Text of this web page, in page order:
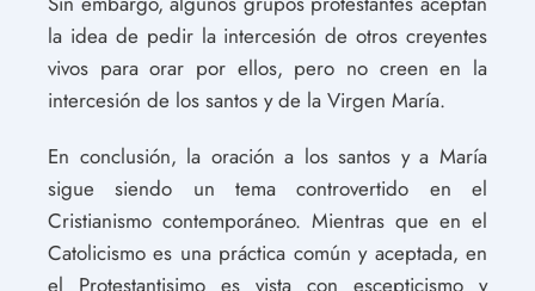
la idea de pedir la intercesión de otros creyentes
vivos para orar por ellos, pero no creen en la
intercesión de los santos y de la Virgen María.
En conclusión, la oración a los santos y a María
sigue siendo un tema controvertido en el
Cristianismo contemporáneo. Mientras que en el
Catolicismo es una práctica común y aceptada, en
el Protestantisimo es vista con escepticismo y